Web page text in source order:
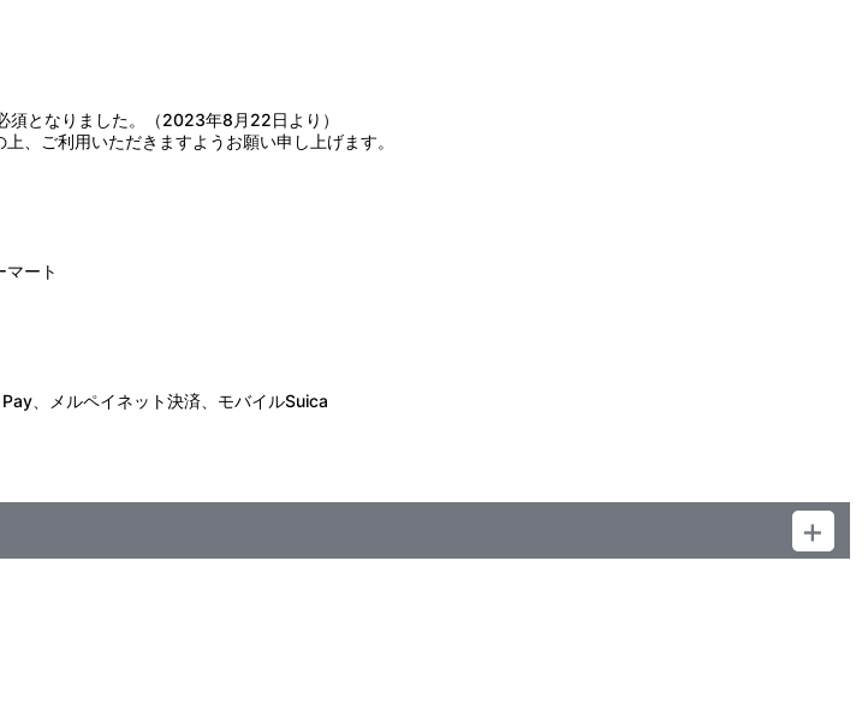
お避けください。
ください。
ときはドライバーで締め付けてください。
交換してしっかり取りつけてください。
となりました。（2023年8月22日より）
、ご利用いただきますようお願い申し上げます。
ート
、メルペイネット決済、モバイルSuica